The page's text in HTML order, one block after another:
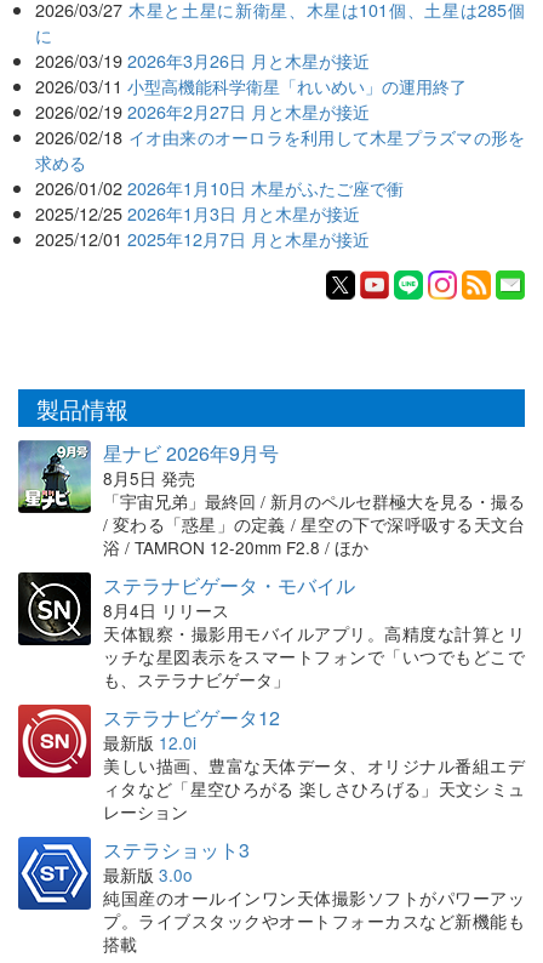
2026/03/27 木星と土星に新衛星、木星は101個、土星は285個
に
2026/03/19 2026年3月26日 月と木星が接近
2026/03/11 小型高機能科学衛星「れいめい」の運用終了
2026/02/19 2026年2月27日 月と木星が接近
2026/02/18 イオ由来のオーロラを利用して木星プラズマの形を
求める
2026/01/02 2026年1月10日 木星がふたご座で衝
2025/12/25 2026年1月3日 月と木星が接近
2025/12/01 2025年12月7日 月と木星が接近
製品情報
星ナビ 2026年9月号
8月5日 発売
「宇宙兄弟」最終回 / 新月のペルセ群極大を見る・撮る
/ 変わる「惑星」の定義 / 星空の下で深呼吸する天文台
浴 / TAMRON 12-20mm F2.8 / ほか
ステラナビゲータ・モバイル
8月4日 リリース
天体観察・撮影用モバイルアプリ。高精度な計算とリ
ッチな星図表示をスマートフォンで「いつでもどこで
も、ステラナビゲータ」
ステラナビゲータ12
最新版 12.0i
美しい描画、豊富な天体データ、オリジナル番組エデ
ィタなど「星空ひろがる 楽しさひろげる」天文シミュ
レーション
ステラショット3
最新版 3.0o
純国産のオールインワン天体撮影ソフトがパワーアッ
プ。ライブスタックやオートフォーカスなど新機能も
搭載